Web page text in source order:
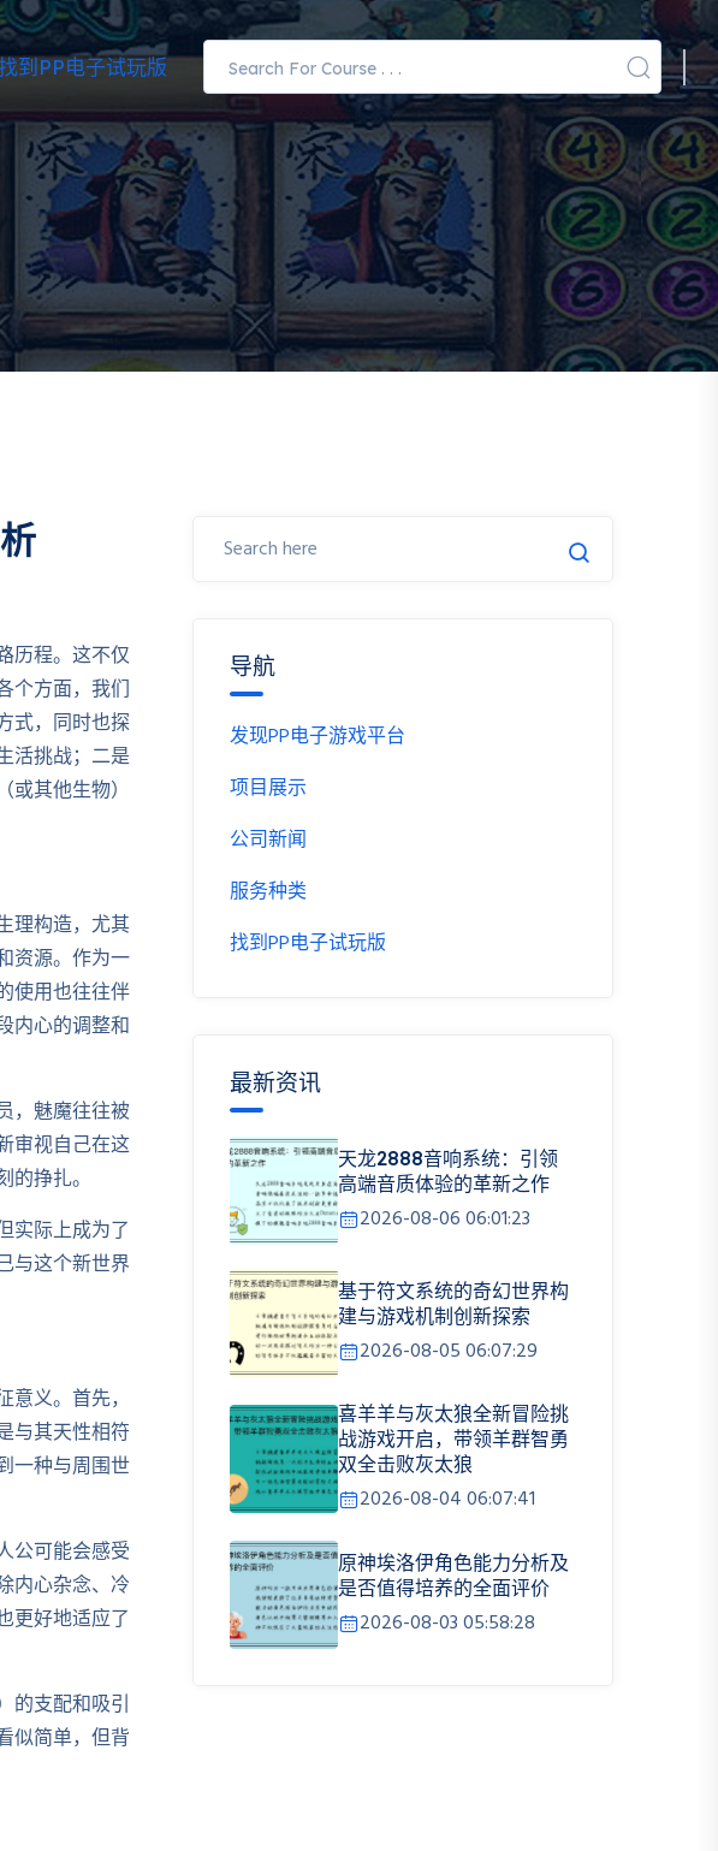
到PP电子试玩版
历程。这不仅
个方面，我们
式，同时也探
活挑战；二是
其他生物）
理构造，尤其
资源。作为一
使用也往往伴
内心的调整和
，魅魔往往被
审视自己在这
挣扎。
实际上成为了
与这个新世界
义。首先，
与其天性相符
一种与周围世
公可能会感受
内心杂念、冷
更好地适应了
的支配和吸引
似简单，但背
导航
发现PP电子游戏平台
项目展示
公司新闻
服务种类
找到PP电子试玩版
最新资讯
天龙2888音响系统：引领
高端音质体验的革新之作
2026-08-06 06:01:23
基于符文系统的奇幻世界构
建与游戏机制创新探索
2026-08-05 06:07:29
喜羊羊与灰太狼全新冒险挑
战游戏开启，带领羊群智勇
双全击败灰太狼
2026-08-04 06:07:41
原神埃洛伊角色能力分析及
是否值得培养的全面评价
2026-08-03 05:58:28